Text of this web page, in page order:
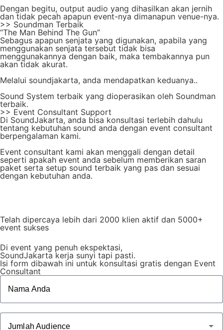
Dengan begitu, output audio yang dihasilkan akan jernih
dan tidak pecah apapun event-nya dimanapun venue-nya.
>> Soundman Terbaik
“The Man Behind The Gun”
Sebagus apapun senjata yang digunakan, apabila yang
menggunakan senjata tersebut tidak bisa
menggunakannya dengan baik, maka tembakannya pun
akan tidak akurat.
Melalui soundjakarta, anda mendapatkan keduanya..
Sound System terbaik yang dioperasikan oleh Soundman
terbaik.
>> Event Consultant Support
Di SoundJakarta, anda bisa konsultasi terlebih dahulu
tentang kebutuhan sound anda dengan event consultant
berpengalaman kami.
Event consultant kami akan menggali dengan detail
seperti apakah event anda sebelum memberikan saran
paket serta setup sound terbaik yang pas dan sesuai
dengan kebutuhan anda.
Telah dipercaya lebih dari 2000 klien aktif dan 5000+
event sukses
Di event yang penuh ekspektasi,
SoundJakarta kerja sunyi tapi pasti.
Isi form dibawah ini untuk konsultasi gratis dengan Event
Consultant
Nama Anda
Jumlah Audience